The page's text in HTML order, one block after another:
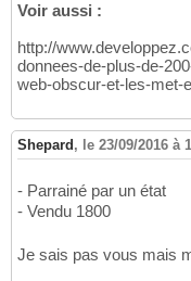
Voir aussi :
http://
donnees-de-plus-de-
web-obscur-et-les-met-
Shepard , le 23/09/2016 à
- Parrainé par un état
- Vendu 1800
Je sais pas vous mais